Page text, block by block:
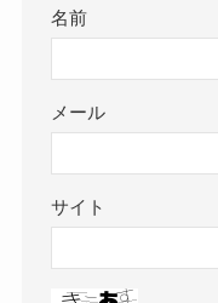
名前
メール
サイト